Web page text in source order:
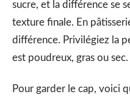
sucre, et la différence se
texture finale. En
différence. Privilégiez la
est poudreux, gras ou sec.
Pour garder le cap, voici